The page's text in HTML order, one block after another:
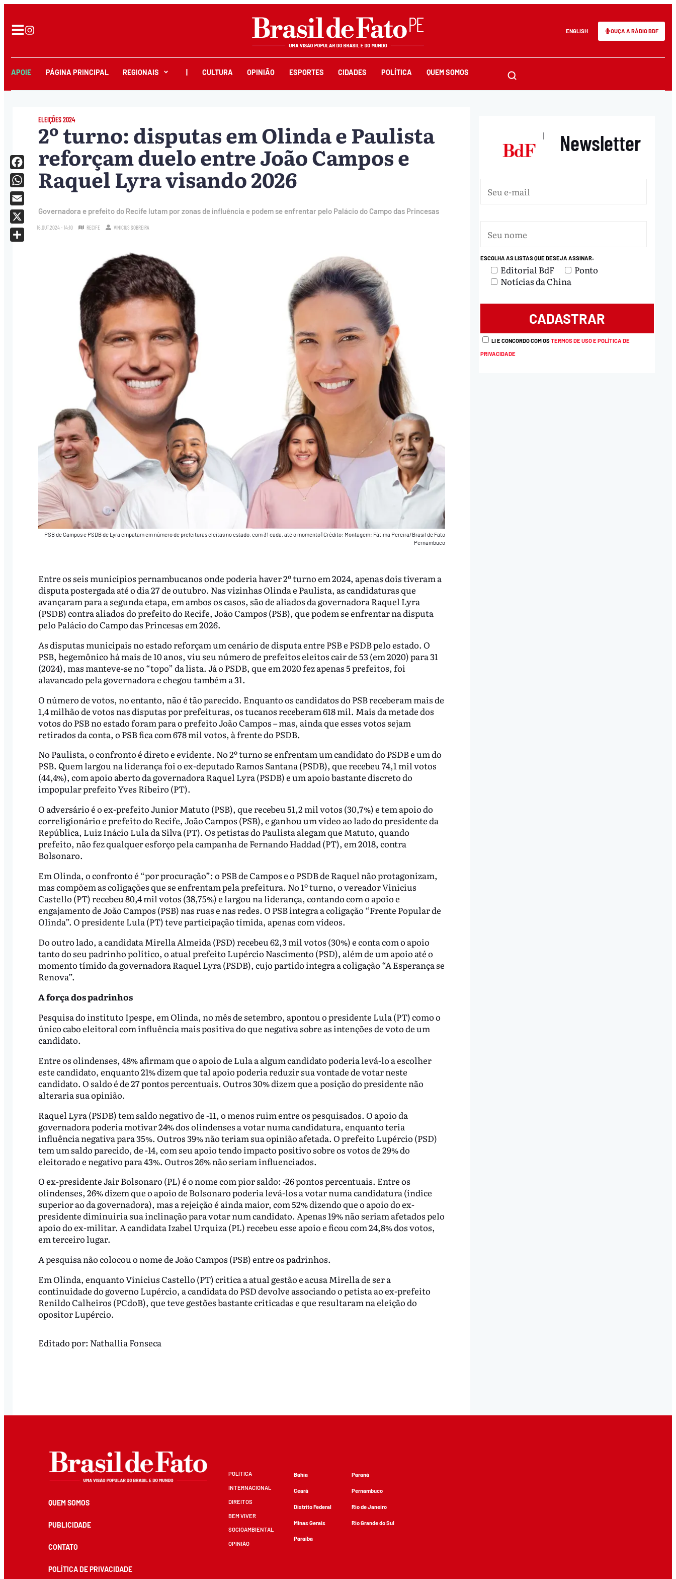
ENGLISH OUÇA A RÁDIO BDF
APOIE PÁGINA PRINCIPAL REGIONAIS CULTURA OPINIÃO ESPORTES CIDADES POLÍTICA QUEM SOMOS
ELEIÇÕES 2024
2º turno: disputas em Olinda e Paulista
reforçam duelo entre João Campos e
Raquel Lyra visando 2026
Governadora e prefeito do Recife lutam por zonas de influência e podem se enfrentar pelo Palácio do Campo das Princesas
16.OUT.2024 - 14:10 RECIFE VINICIUS SOBREIRA
PSB de Campos e PSDB de Lyra empatam em número de prefeituras eleitas no estado, com 31 cada, até o momento Crédito: Montagem: Fátima Pereira/Brasil de Fato
Pernambuco
Entre os seis municípios pernambucanos onde poderia haver 2º turno em 2024, apenas dois tiveram a
disputa postergada até o dia 27 de outubro. Nas vizinhas Olinda e Paulista, as candidaturas que
avançaram para a segunda etapa, em ambos os casos, são de aliados da governadora Raquel Lyra
(PSDB) contra aliados do prefeito do Recife, João Campos (PSB), que podem se enfrentar na disputa
pelo Palácio do Campo das Princesas em 2026.
As disputas municipais no estado reforçam um cenário de disputa entre PSB e PSDB pelo estado. O
PSB, hegemônico há mais de 10 anos, viu seu número de prefeitos eleitos cair de 53 (em 2020) para 31
(2024), mas manteve-se no “topo” da lista. Já o PSDB, que em 2020 fez apenas 5 prefeitos, foi
alavancado pela governadora e chegou também a 31.
O número de votos, no entanto, não é tão parecido. Enquanto os candidatos do PSB receberam mais de
1,4 milhão de votos nas disputas por prefeituras, os tucanos receberam 618 mil. Mais da metade dos
votos do PSB no estado foram para o prefeito João Campos – mas, ainda que esses votos sejam
retirados da conta, o PSB fica com 678 mil votos, à frente do PSDB.
No Paulista, o confronto é direto e evidente. No 2º turno se enfrentam um candidato do PSDB e um do
PSB. Quem largou na liderança foi o ex-deputado Ramos Santana (PSDB), que recebeu 74,1 mil votos
(44,4%), com apoio aberto da governadora Raquel Lyra (PSDB) e um apoio bastante discreto do
impopular prefeito Yves Ribeiro (PT).
O adversário é o ex-prefeito Junior Matuto (PSB), que recebeu 51,2 mil votos (30,7%) e tem apoio do
correligionário e prefeito do Recife, João Campos (PSB), e ganhou um vídeo ao lado do presidente da
República, Luiz Inácio Lula da Silva (PT). Os petistas do Paulista alegam que Matuto, quando
prefeito, não fez qualquer esforço pela campanha de Fernando Haddad (PT), em 2018, contra
Bolsonaro.
Em Olinda, o confronto é “por procuração”: o PSB de Campos e o PSDB de Raquel não protagonizam,
mas compõem as coligações que se enfrentam pela prefeitura. No 1º turno, o vereador Vinicius
Castello (PT) recebeu 80,4 mil votos (38,75%) e largou na liderança, contando com o apoio e
engajamento de João Campos (PSB) nas ruas e nas redes. O PSB integra a coligação “Frente Popular de
Olinda”. O presidente Lula (PT) teve participação tímida, apenas com vídeos.
Do outro lado, a candidata Mirella Almeida (PSD) recebeu 62,3 mil votos (30%) e conta com o apoio
tanto do seu padrinho político, o atual prefeito Lupércio Nascimento (PSD), além de um apoio até o
momento tímido da governadora Raquel Lyra (PSDB), cujo partido integra a coligação “A Esperança se
Renova”.
A força dos padrinhos
Pesquisa do instituto Ipespe, em Olinda, no mês de setembro, apontou o presidente Lula (PT) como o
único cabo eleitoral com influência mais positiva do que negativa sobre as intenções de voto de um
candidato.
Entre os olindenses, 48% afirmam que o apoio de Lula a algum candidato poderia levá-lo a escolher
este candidato, enquanto 21% dizem que tal apoio poderia reduzir sua vontade de votar neste
candidato. O saldo é de 27 pontos percentuais. Outros 30% dizem que a posição do presidente não
alteraria sua opinião.
Raquel Lyra (PSDB) tem saldo negativo de -11, o menos ruim entre os pesquisados. O apoio da
governadora poderia motivar 24% dos olindenses a votar numa candidatura, enquanto teria
influência negativa para 35%. Outros 39% não teriam sua opinião afetada. O prefeito Lupércio (PSD)
tem um saldo parecido, de -14, com seu apoio tendo impacto positivo sobre os votos de 29% do
eleitorado e negativo para 43%. Outros 26% não seriam influenciados.
O ex-presidente Jair Bolsonaro (PL) é o nome com pior saldo: -26 pontos percentuais. Entre os
olindenses, 26% dizem que o apoio de Bolsonaro poderia levá-los a votar numa candidatura (índice
superior ao da governadora), mas a rejeição é ainda maior, com 52% dizendo que o apoio do ex-
presidente diminuiria sua inclinação para votar num candidato. Apenas 19% não seriam afetados pelo
apoio do ex-militar. A candidata Izabel Urquiza (PL) recebeu esse apoio e ficou com 24,8% dos votos,
em terceiro lugar.
A pesquisa não colocou o nome de João Campos (PSB) entre os padrinhos.
Em Olinda, enquanto Vinicius Castello (PT) critica a atual gestão e acusa Mirella de ser a
continuidade do governo Lupércio, a candidata do PSD devolve associando o petista ao ex-prefeito
Renildo Calheiros (PCdoB), que teve gestões bastante criticadas e que resultaram na eleição do
opositor Lupércio.
Facebook
WhatsApp
Email
X
Editado por: Nathallia Fonseca
| Newsletter
ESCOLHA AS LISTAS QUE DESEJA ASSINAR:
Editorial BdF
Ponto
Notícias da China
LI E CONCORDO COM OSTERMOS DE USO E POLÍTICA DE
PRIVACIDADE
QUEM SOMOS
PUBLICIDADE
CONTATO
POLÍTICA DE PRIVACIDADE
POLÍTICA
INTERNACIONAL
DIREITOS
BEM VIVER
SOCIOAMBIENTAL
OPINIÃO
Bahia
Ceará
Distrito Federal
Minas Gerais
Paraíba
Paraná
Pernambuco
Rio de Janeiro
Rio Grande do Sul